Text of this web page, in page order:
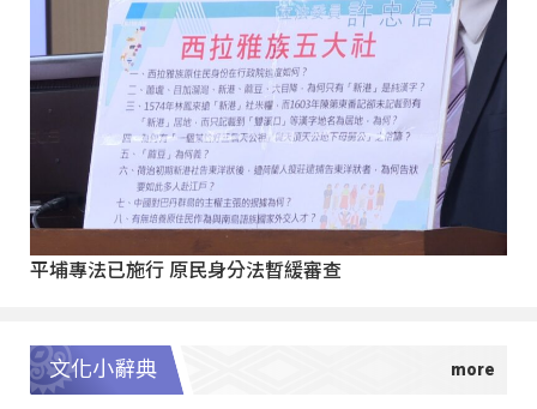
平埔專法已施行 原民身分法暫緩審查
文化小辭典